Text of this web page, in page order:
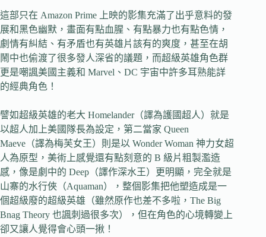
這部只在 Amazon Prime 上映的影集充滿了出乎意料的發
展和黑色幽默，畫面有點血腥、有點暴力也有點色情，
劇情有糾結、有矛盾也有英雄片該有的爽度，甚至在胡
鬧中也偷渡了很多發人深省的議題，而超級英雄角色群
更是嘲諷美國主義和 Marvel、DC 宇宙中許多耳熟能詳
的經典角色！
譬如超級英雄的老大 Homelander（譯為護國超人）就是
以超人加上美國隊長為設定，第二當家 Queen
Maeve（譯為梅芙女王）則是以 Wonder Woman 神力女超
人為原型，美術上感覺還有點刻意的 B 級片粗製濫造
感，像是劇中的 Deep（譯作深水王）更明顯，完全就是
山寨的水行俠（Aquaman），整個影集把他塑造成是一
個超級廢的超級英雄（雖然原作也差不多啦，The Big
Bnag Theory 也諷刺過很多次），但在角色的心境轉變上
卻又讓人覺得會心頭一揪！